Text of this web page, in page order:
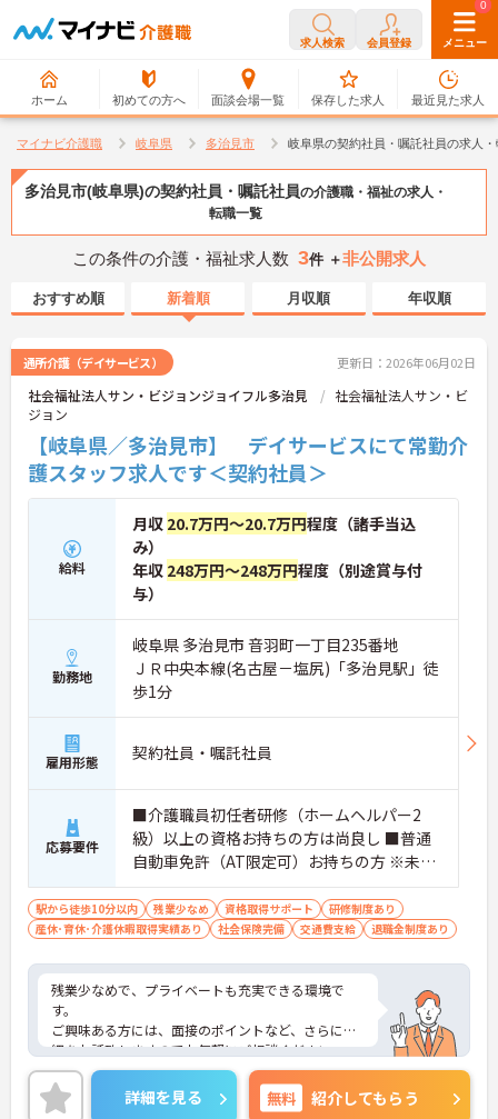
求人検索 会員登録 メニュー
ホーム 初めての方へ 面談会場一覧
0
保存した求人
0
最近見た求人
マイナビ介護職 岐阜県 多治見市 岐阜県の契約社員・嘱託社員の求人
多治見市(岐阜県)の契約社員・嘱託社員の介護職・福祉の求人・
転職一覧
この条件の介護・福祉求人数 3件 ＋非公開求人
おすすめ順 新着順 月収順 年収順
通所介護（デイサービス） 更新日：2026年06月02日
社会福祉法人サン・ビジョンジョイフル多治見
社会福祉法人サン・ビ
ジョン
【岐阜県／多治見市】 デイサービスにて常勤介
護スタッフ求人です＜契約社員＞
給料
月収 20.7万円～20.7万円程度（諸手当込
み）
年収 248万円～248万円程度（別途賞与付
与）
勤務地
岐阜県 多治見市 音羽町一丁目235番地
ＪＲ中央本線(名古屋－塩尻)「多治見駅」徒
歩1分
雇用形態 契約社員・嘱託社員
応募要件
■介護職員初任者研修（ホームヘルパー2
級）以上の資格お持ちの方は尚良し ■普通
自動車免許（AT限定可）お持ちの方 ※未経
験者、無資格者応相談
駅から徒歩10分以内 残業少なめ 資格取得サポート
研修制度あり
産休･育休･介護休暇取得実績あり
社会保険完備 交通費支給 退職金制度あり
残業少なめで、プライベートも充実できる環境で
す。
ご興味ある方には、面接のポイントなど、さらに詳
細をお話致しますのでお気軽にご相談ください。
詳細を見る 無料 紹介してもらう